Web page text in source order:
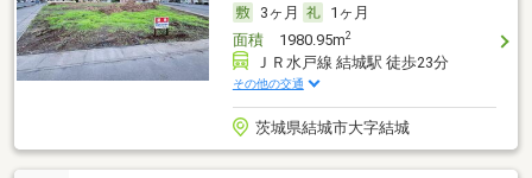
3ヶ月
1ヶ月
面積1980.95m2
ＪＲ水戸線 結城駅 徒歩23分
その他の交通
茨城県結城市大字結城